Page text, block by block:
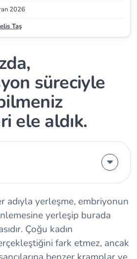
2026
Taş
süreciyle
ele aldık.
adıyla yerleşme, embriyonun
yerleşip burada
Çoğu kadın
fark etmez, ancak